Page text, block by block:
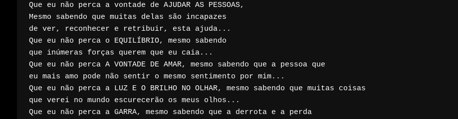
Que eu não perca a vontade de AJUDAR AS PESSOAS,
Mesmo sabendo que muitas delas são incapazes
de ver, reconhecer e retribuir, esta ajuda...
Que eu não perca o EQUILÍBRIO, mesmo sabendo
que inúmeras forças querem que eu caia...
Que eu não perca A VONTADE DE AMAR, mesmo sabendo que a pessoa que
eu mais amo pode não sentir o mesmo sentimento por mim...
Que eu não perca a LUZ E O BRILHO NO OLHAR, mesmo sabendo que muitas coisas
que verei no mundo escurecerão os meus olhos...
Que eu não perca a GARRA, mesmo sabendo que a derrota e a perda